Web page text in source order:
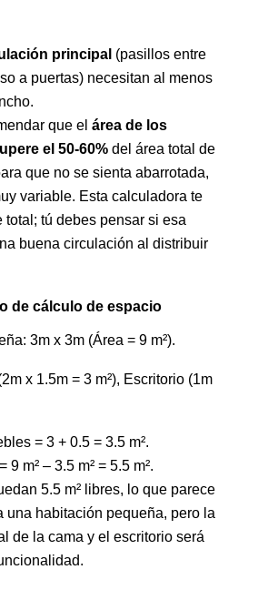
principal (pasillos entre
a puertas) necesitan al menos
que el área de los
el 50-60%del área total de
que no se sienta abarrotada,
variable. Esta calculadora te
total; tú debes pensar si esa
buena circulación al distribuir
de cálculo de espacio
3m x 3m (Área = 9 m²).
x 1.5m = 3 m²), Escritorio (1m
= 3 + 0.5 = 3.5 m².
9 m² – 3.5 m² = 5.5 m².
5.5 m² libres, lo que parece
una habitación pequeña, pero la
de la cama y el escritorio será